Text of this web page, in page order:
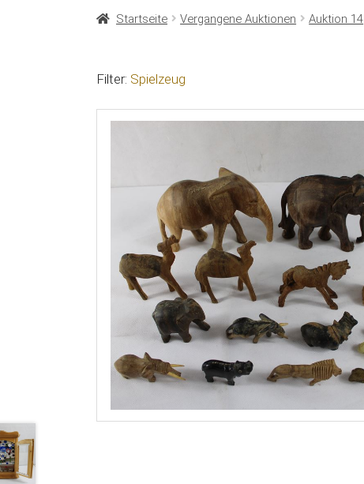
Startseite Vergangene Auktionen Auktion 14
Filter: Spielzeug